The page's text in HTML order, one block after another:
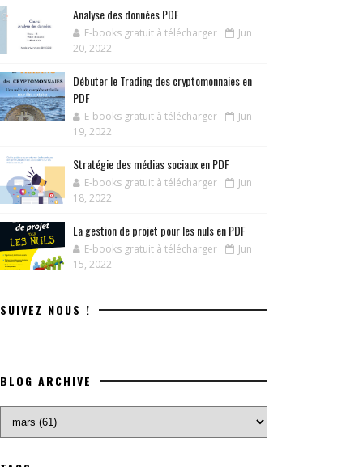
Analyse des données PDF
E-books gratuit à télécharger
Jun
20, 2022
Débuter le Trading des cryptomonnaies en
PDF
E-books gratuit à télécharger
Jun
19, 2022
Stratégie des médias sociaux en PDF
E-books gratuit à télécharger
Jun
18, 2022
La gestion de projet pour les nuls en PDF
E-books gratuit à télécharger
Jun
15, 2022
SUIVEZ NOUS !
BLOG ARCHIVE